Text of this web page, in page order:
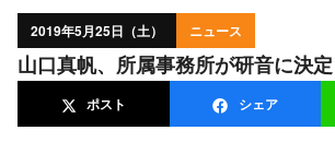
2019年5月25日（土） ニュース
山口真帆、所属事務所が研音に決定
ポスト シェア